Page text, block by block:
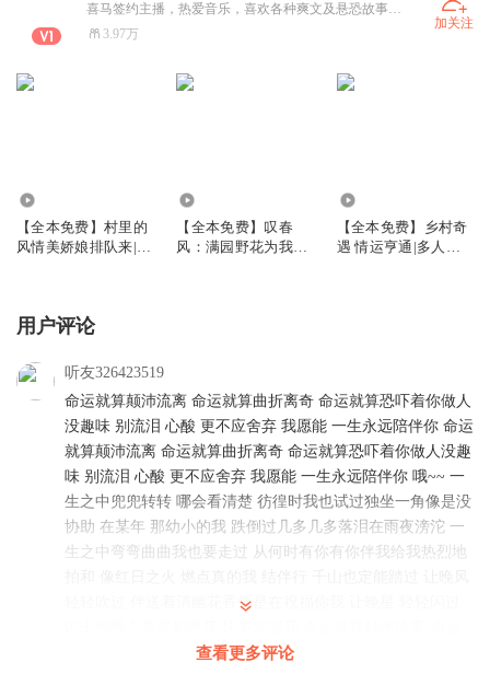
喜马签约主播，热爱音乐，喜欢各种爽文及悬恐故事，欢迎大家来听哦！
3.97万
加关注
【全本免费】村里的
风情美娇娘排队来|傻
【全本免费】叹春
风：满园野花为我开|
【全本免费】乡村奇
遇 情运亨通|多人有
用户评论
听友326423519
命运就算颠沛流离 命运就算曲折离奇 命运就算恐吓着你做人
没趣味 别流泪 心酸 更不应舍弃 我愿能 一生永远陪伴你 命运
就算颠沛流离 命运就算曲折离奇 命运就算恐吓着你做人没趣
味 别流泪 心酸 更不应舍弃 我愿能 一生永远陪伴你 哦~~ 一
生之中兜兜转转 哪会看清楚 彷徨时我也试过独坐一角像是没
协助 在某年 那幼小的我 跌倒过几多几多落泪在雨夜滂沱 一
生之中弯弯曲曲我也要走过 从何时有你有你伴我给我热烈地
轻轻吹过 伴送着清幽花香像是在祝福你我 让晚星 轻轻闪过
查看更多评论